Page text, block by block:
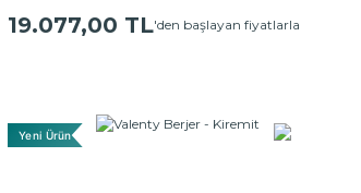
19.077,00 TL'den başlayan fiyatlarla
Yeni Ürün